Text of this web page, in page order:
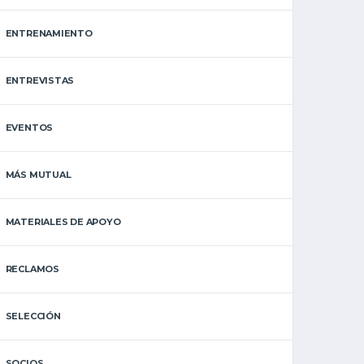
ENTRENAMIENTO
ENTREVISTAS
EVENTOS
MÁS MUTUAL
MATERIALES DE APOYO
RECLAMOS
SELECCIÓN